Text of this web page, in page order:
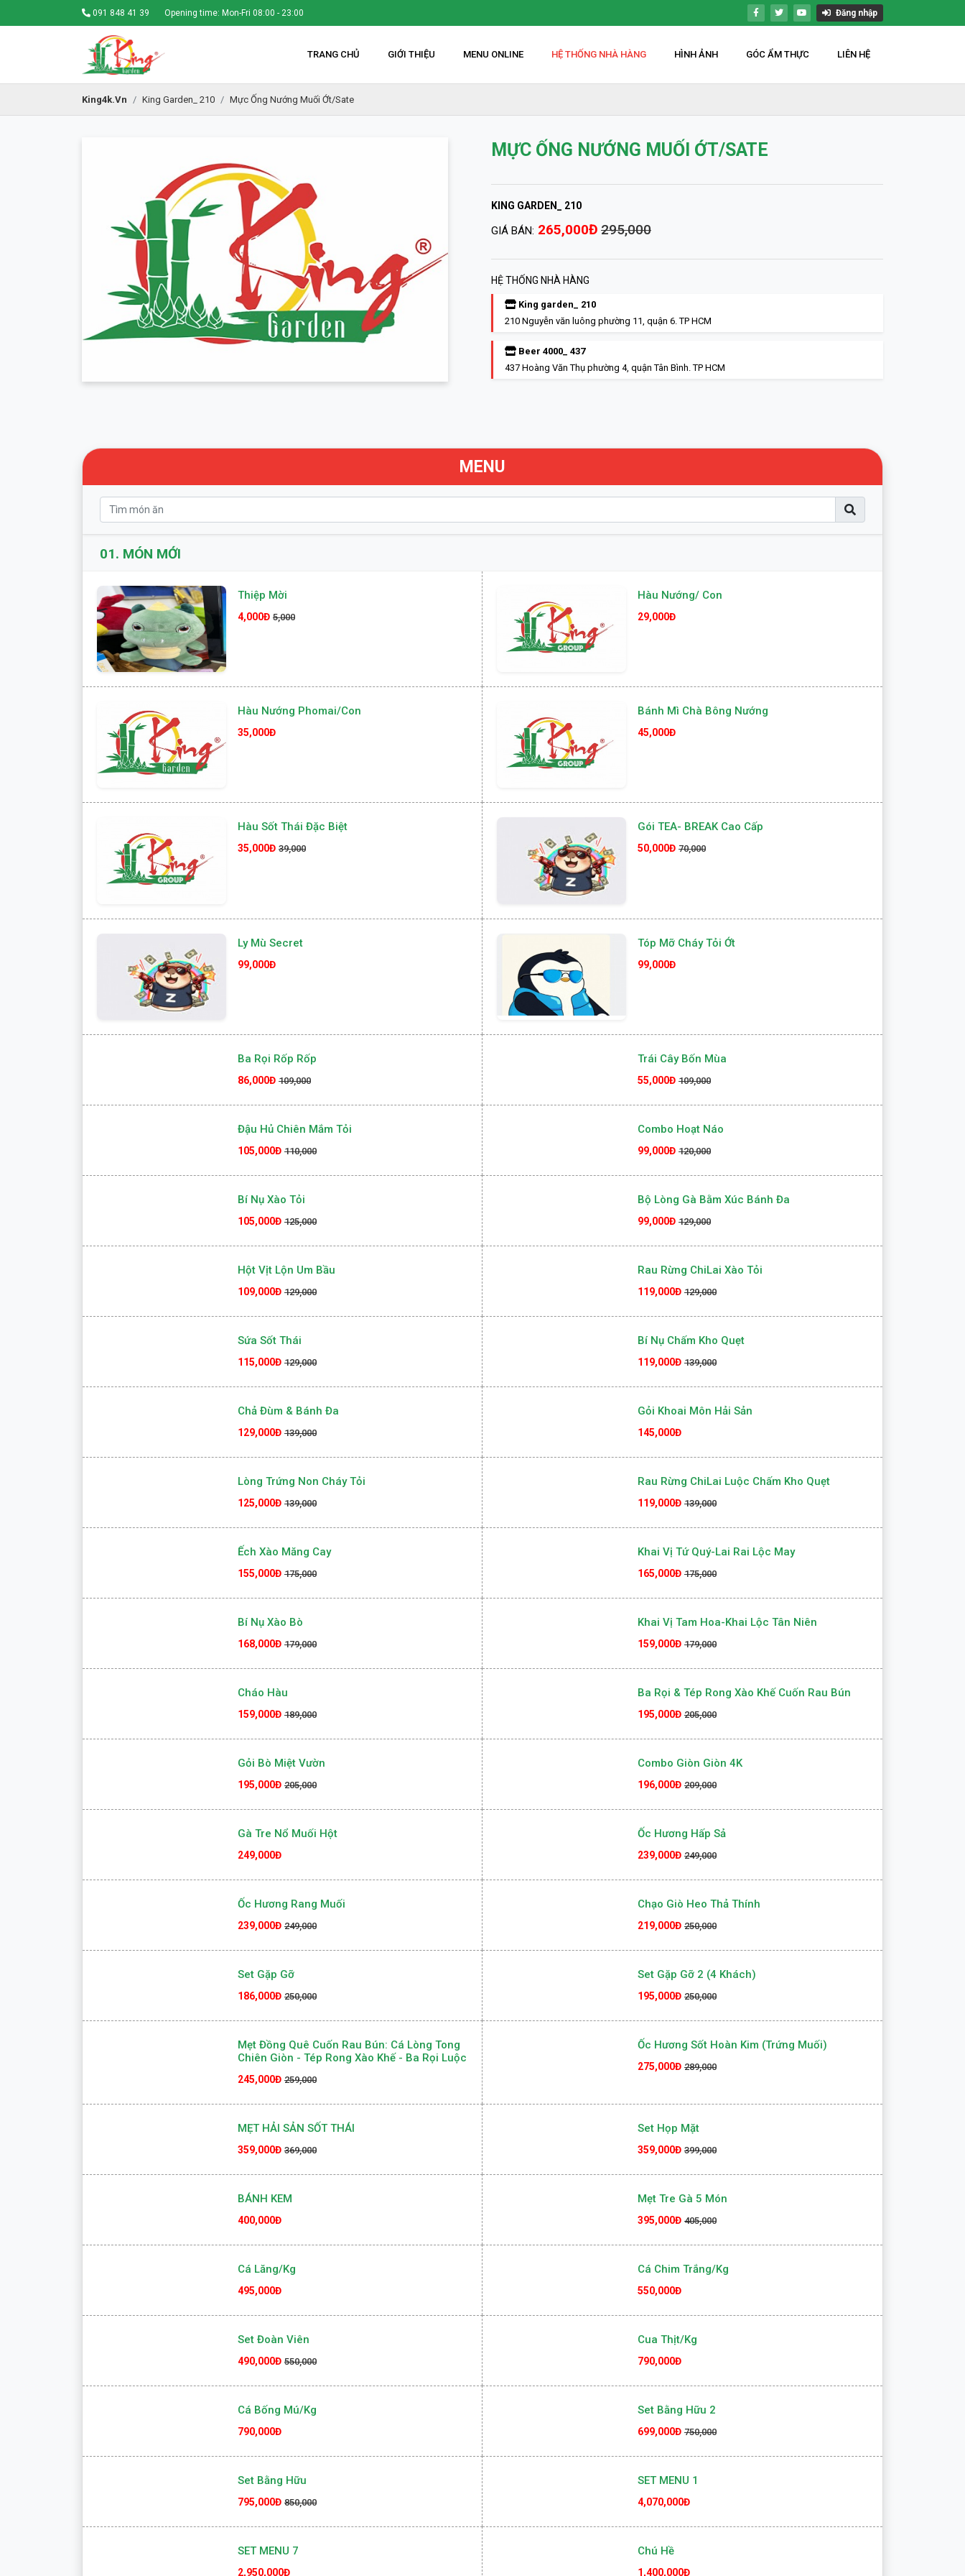
091 848 41 39 Opening time: Mon-Fri 08:00 - 23:00 Đăng nhập
TRANG CHỦ GIỚI THIỆU MENU ONLINE HỆ THỐNG NHÀ HÀNG HÌNH ẢNH GÓC ẨM THỰC LIÊN HỆ
King4k.vn King Garden_ 210 Mực Ống Nướng Muối Ớt/sate
MỰC ỐNG NƯỚNG MUỐI ỚT/SATE
KING GARDEN_ 210
GIÁ BÁN: 265,000Đ 295,000
HỆ THỐNG NHÀ HÀNG
King garden_ 210
210 Nguyễn văn luông phường 11, quận 6. TP HCM
Beer 4000_ 437
437 Hoàng Văn Thụ phường 4, quận Tân Bình. TP HCM
MENU
01. MÓN MỚI
Thiệp Mời
4,000Đ 5,000
Hàu Nướng/ Con
29,000Đ
Hàu Nướng Phomai/con
35,000Đ
Bánh Mì Chà Bông Nướng
45,000Đ
Hàu Sốt Thái Đặc Biệt
35,000Đ 39,000
Gói TEA- BREAK Cao Cấp
50,000Đ 70,000
Ly Mù Secret
99,000Đ
Tóp Mỡ Cháy Tỏi Ớt
99,000Đ
Ba Rọi Rốp Rốp
86,000Đ 109,000
Trái Cây Bốn Mùa
55,000Đ 109,000
Đậu Hủ Chiên Mắm Tỏi
105,000Đ 110,000
Combo Hoạt Náo
99,000Đ 120,000
Bí Nụ Xào Tỏi
105,000Đ 125,000
Bộ Lòng Gà Bằm Xúc Bánh Đa
99,000Đ 129,000
Hột Vịt Lộn Um Bầu
109,000Đ 129,000
Rau Rừng ChiLai Xào Tỏi
119,000Đ 129,000
Sứa Sốt Thái
115,000Đ 129,000
Bí Nụ Chấm Kho Quẹt
119,000Đ 139,000
Chả Đùm & Bánh Đa
129,000Đ 139,000
Gỏi Khoai Môn Hải Sản
145,000Đ
Lòng Trứng Non Cháy Tỏi
125,000Đ 139,000
Rau Rừng ChiLai Luộc Chấm Kho Quẹt
119,000Đ 139,000
Ếch Xào Măng Cay
155,000Đ 175,000
Khai Vị Tứ Quý-Lai Rai Lộc May
165,000Đ 175,000
Bí Nụ Xào Bò
168,000Đ 179,000
Khai Vị Tam Hoa-Khai Lộc Tân Niên
159,000Đ 179,000
Cháo Hàu
159,000Đ 189,000
Ba Rọi & Tép Rong Xào Khế Cuốn Rau Bún
195,000Đ 205,000
Gỏi Bò Miệt Vườn
195,000Đ 205,000
Combo Giòn Giòn 4K
196,000Đ 209,000
Gà Tre Nổ Muối Hột
249,000Đ
Ốc Hương Hấp Sả
239,000Đ 249,000
Ốc Hương Rang Muối
239,000Đ 249,000
Chạo Giò Heo Thả Thính
219,000Đ 250,000
Set Gặp Gỡ
186,000Đ 250,000
Set Gặp Gỡ 2 (4 Khách)
195,000Đ 250,000
Chiên Giòn - Tép Rong Xào Khế - Ba Rọi Luộc
245,000Đ 259,000
MẸT HẢI SẢN SỐT THÁI
359,000Đ 369,000
Set Họp Mặt
359,000Đ 399,000
BÁNH KEM
400,000Đ
Mẹt Tre Gà 5 Món
395,000Đ 405,000
Cá Lăng/kg
495,000Đ
Cá Chim Trắng/kg
550,000Đ
Set Đoàn Viên
490,000Đ 550,000
Cua Thịt/kg
790,000Đ
Cá Bống Mú/kg
790,000Đ
Set Bằng Hữu 2
699,000Đ 750,000
Set Bằng Hữu
795,000Đ 850,000
SET MENU 1
4,070,000Đ